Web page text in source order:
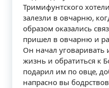
Тримифунтского
залезли в овчарню,
образом оказались
пришел в овчарню и
Он начал уговаривать
жизнь и обратиться к
подарил им по овце,
напрасно вы